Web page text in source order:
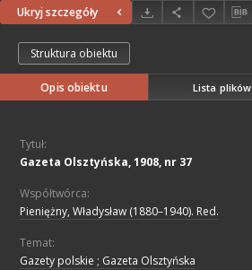
Ukryj szczegóły
Struktura obiektu
Opis obiektu Lista plików
Tytuł:
Gazeta Olsztyńska, 1908, nr 37
Współtwórca:
Pieniężny, Władysław (1880–1940). Red.
Temat:
Gazety polskie ; Gazeta Olsztyńska